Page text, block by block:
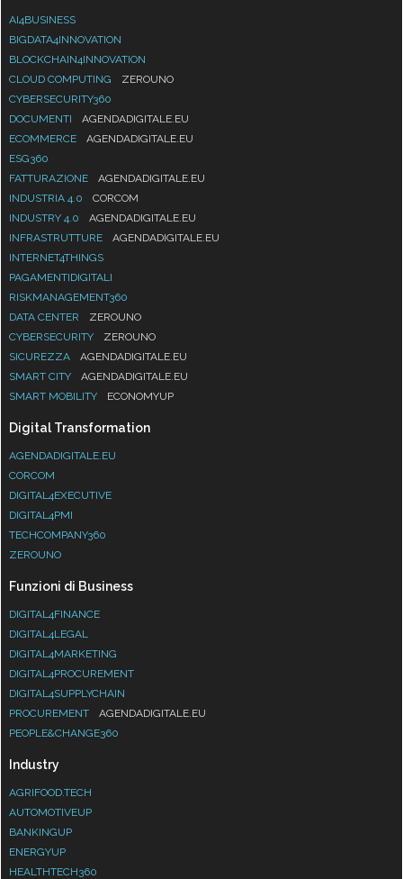
AI4BUSINESS
BIGDATA4INNOVATION
BLOCKCHAIN4INNOVATION
CLOUD COMPUTING
ZEROUNO
CYBERSECURITY360
DOCUMENTI
AGENDADIGITALE.EU
ECOMMERCE
AGENDADIGITALE.EU
ESG360
FATTURAZIONE
AGENDADIGITALE.EU
INDUSTRIA 4.0
CORCOM
INDUSTRY 4.0
AGENDADIGITALE.EU
INFRASTRUTTURE
AGENDADIGITALE.EU
INTERNET4THINGS
PAGAMENTIDIGITALI
RISKMANAGEMENT360
DATA CENTER
ZEROUNO
CYBERSECURITY
ZEROUNO
SICUREZZA
AGENDADIGITALE.EU
SMART CITY
AGENDADIGITALE.EU
SMART MOBILITY
ECONOMYUP
Digital Transformation
AGENDADIGITALE.EU
CORCOM
DIGITAL4EXECUTIVE
DIGITAL4PMI
TECHCOMPANY360
ZEROUNO
Funzioni di Business
DIGITAL4FINANCE
DIGITAL4LEGAL
DIGITAL4MARKETING
DIGITAL4PROCUREMENT
DIGITAL4SUPPLYCHAIN
PROCUREMENT
AGENDADIGITALE.EU
PEOPLE&CHANGE360
Industry
AGRIFOOD.TECH
AUTOMOTIVEUP
BANKINGUP
ENERGYUP
HEALTHTECH360